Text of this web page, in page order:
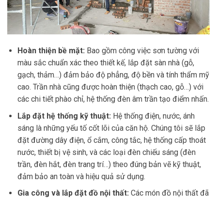
Hoàn thiện bề mặt: Bao gồm công việc sơn tường với
màu sắc chuẩn xác theo thiết kế, lắp đặt sàn nhà (gỗ,
gạch, thảm…) đảm bảo độ phẳng, độ bền và tính thẩm mỹ
cao. Trần nhà cũng được hoàn thiện (thạch cao, gỗ…) với
các chi tiết phào chỉ, hệ thống đèn âm trần tạo điểm nhấn.
Lắp đặt hệ thống kỹ thuật: Hệ thống điện, nước, ánh
sáng là những yếu tố cốt lõi của căn hộ. Chúng tôi sẽ lắp
đặt đường dây điện, ổ cắm, công tắc, hệ thống cấp thoát
nước, thiết bị vệ sinh, và các loại đèn chiếu sáng (đèn
trần, đèn hắt, đèn trang trí…) theo đúng bản vẽ kỹ thuật,
đảm bảo an toàn và hiệu quả sử dụng.
Gia công và lắp đặt đồ nội thất: Các món đồ nội thất đã